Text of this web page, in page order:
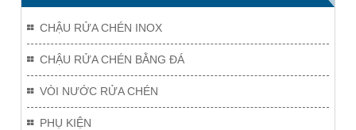
CHẬU RỬA CHÉN INOX
CHẬU RỬA CHÉN BẰNG ĐÁ
VÒI NƯỚC RỬA CHÉN
PHỤ KIỆN